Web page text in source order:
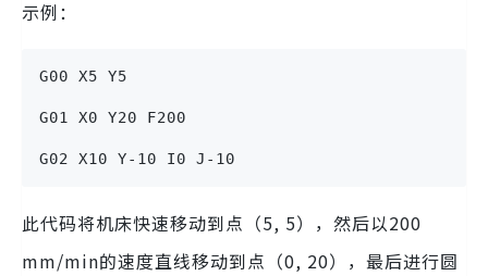
示例：
G00 X5 Y5
G01 X0 Y20 F200
G02 X10 Y-10 I0 J-10
此代码将机床快速移动到点（5, 5），然后以200
mm/min的速度直线移动到点（0, 20），最后进行圆